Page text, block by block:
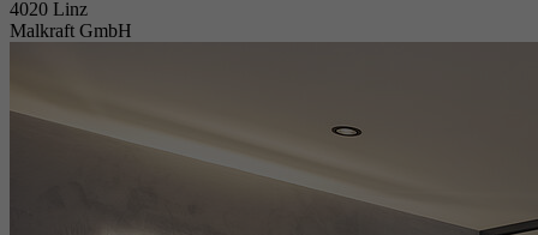
4020 Linz
Malkraft GmbH